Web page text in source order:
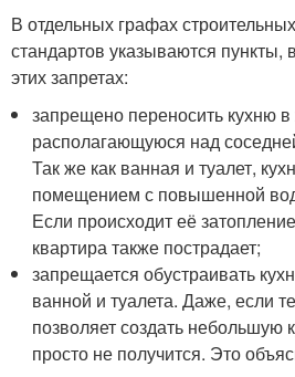
В отдельных графах
стандартов указываются пункты,
этих запретах:
запрещено переносить кухню
располагающуюся над
Так же как ванная и туалет,
помещением с повышенной
Если происходит её
квартира также пострадает;
запрещается обустраивать
ванной и туалета. Даже, если
позволяет создать небольшую
просто не получится. Это